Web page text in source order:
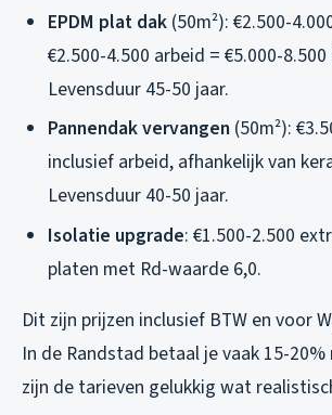
EPDM plat dak (50m²): €2.500-
€2.500-4.500 arbeid = €5.000-
Levensduur 45-50 jaar.
Pannendak vervangen (50m²):
inclusief arbeid, afhankelijk van
Levensduur 40-50 jaar.
Isolatie upgrade: €1.500-2.500
platen met Rd-waarde 6,0.
Dit zijn prijzen inclusief BTW en voor
In de Randstad betaal je vaak 15-
zijn de tarieven gelukkig wat